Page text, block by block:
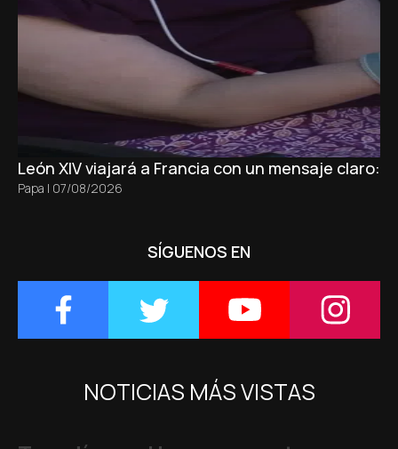
León XIV viajará a Francia con un mensaje claro:
Papa | 07/08/2026
SÍGUENOS EN
NOTICIAS MÁS VISTAS